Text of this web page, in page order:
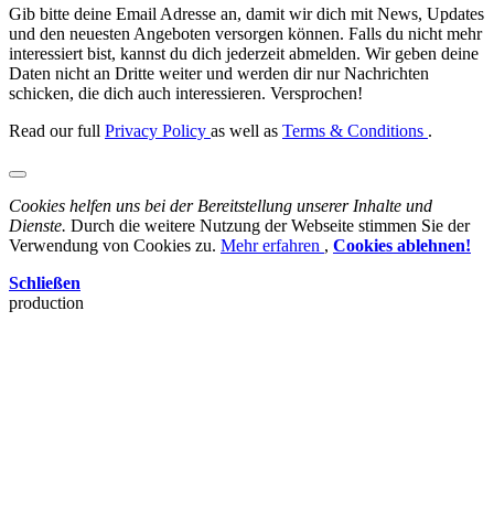
Gib bitte deine Email Adresse an, damit wir dich mit News, Updates
und den neuesten Angeboten versorgen können. Falls du nicht mehr
interessiert bist, kannst du dich jederzeit abmelden. Wir geben deine
Daten nicht an Dritte weiter und werden dir nur Nachrichten
schicken, die dich auch interessieren. Versprochen!
Read our full Privacy Policy as well as Terms & Conditions .
Cookies helfen uns bei der Bereitstellung unserer Inhalte und
Dienste. Durch die weitere Nutzung der Webseite stimmen Sie der
Verwendung von Cookies zu. Mehr erfahren , Cookies ablehnen!
Schließen
production